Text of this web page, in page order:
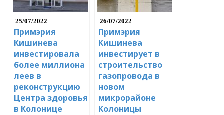
25/07/2022
Примэрия
Кишинева
инвестировала
более миллиона
леев в
реконструкцию
Центра здоровья
в Колонице
26/07/2022
Примэрия
Кишинева
инвестирует в
строительство
газопровода в
новом
микрорайоне
Колоницы